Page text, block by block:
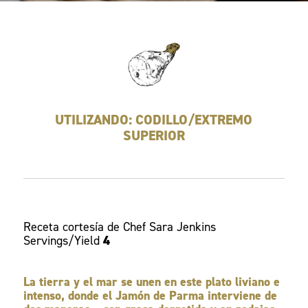
UTILIZANDO: CODILLO/EXTREMO
SUPERIOR
Receta cortesía de Chef Sara Jenkins
Servings/Yield 4
La tierra y el mar se unen en este plato liviano e
intenso, donde el Jamón de Parma interviene de